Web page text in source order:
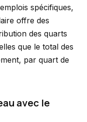
spécifiques,
offre des
des quarts
que le total des
par quart de
avec le